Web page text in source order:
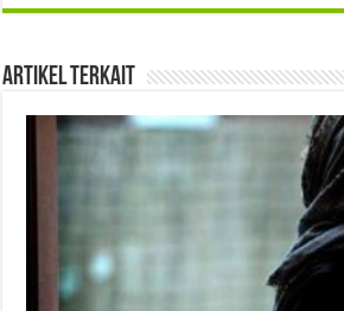
Artikel Terkait